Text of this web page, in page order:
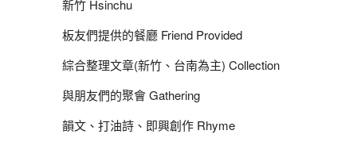
新竹 Hsinchu
板友們提供的餐廳 Friend Provided
綜合整理文章(新竹、台南為主) Collection
與朋友們的聚會 Gathering
韻文、打油詩、即興創作 Rhyme